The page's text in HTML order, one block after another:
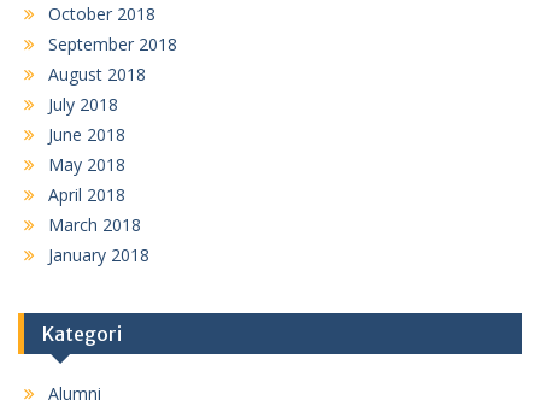
October 2018
September 2018
August 2018
July 2018
June 2018
May 2018
April 2018
March 2018
January 2018
Kategori
Alumni